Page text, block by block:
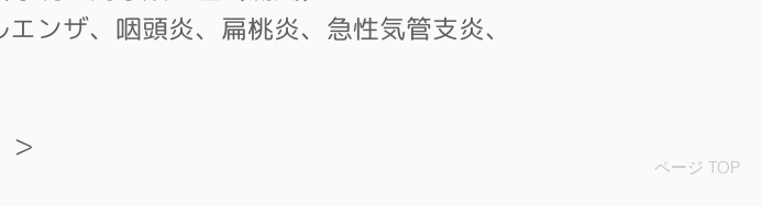
ページ TOP
エンザ、咽頭炎、扁桃炎、急性気管支炎、